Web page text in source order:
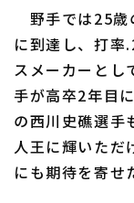
野手では25歳
に到達し、打
スメーカーとし
手が高卒2年目
の西川史礁選手
人王に輝いただ
にも期待を寄せ